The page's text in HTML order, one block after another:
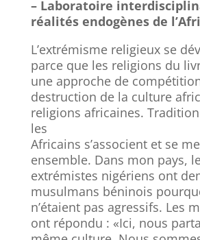
– Laboratoire
réalités endogènes de
L’extrémisme religieux se
parce que les religions du
une approche de
destruction de la culture
religions africaines.
les
Africains s’associent et se
ensemble. Dans mon pays,
extrémistes nigériens ont
musulmans béninois
n’étaient pas agressifs. Les
ont répondu : «Ici, nous